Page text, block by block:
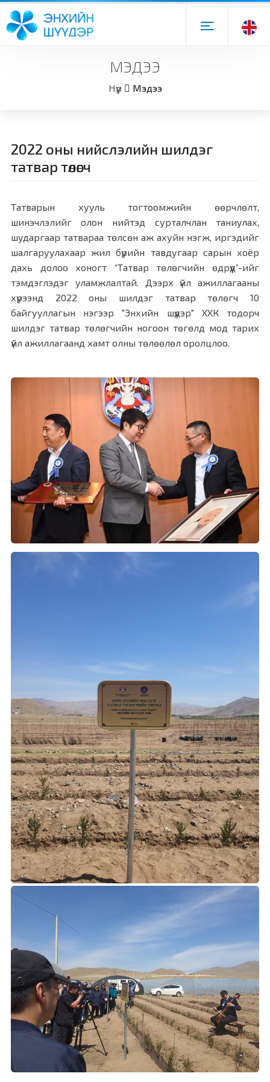
МЭДЭЭ
Нүүр Мэдээ
2022 оны нийслэлийн шилдэг
татвар төлөгч
Татварын хууль тогтоомжийн өөрчлөлт,
шинэчлэлийг олон нийтэд сурталчлан таниулах,
шударгаар татвараа төлсөн аж ахуйн нэгж, иргэдийг
шалгаруулахаар жил бүрийн тавдугаар сарын хоёр
дахь долоо хоногт “Татвар төлөгчийн өдрүүд”-ийг
тэмдэглэдэг уламжлалтай. Дээрх үйл ажиллагааны
хүрээнд 2022 оны шилдэг татвар төлөгч 10
байгууллагын нэгээр "Энхийн шүүдэр" ХХК тодорч
шилдэг татвар төлөгчийн ногоон төгөлд мод тарих
үйл ажиллагаанд хамт олны төлөөлөл оролцлоо.